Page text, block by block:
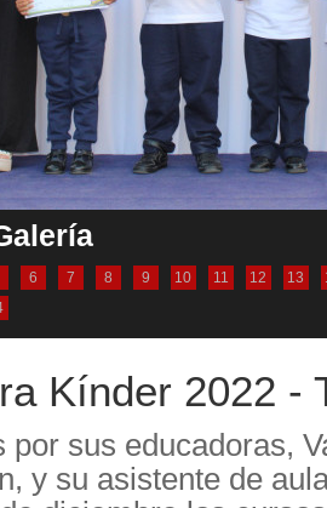
6 7 8 9 10 11 12 13
Kínder 2022 -
por sus educadoras,
y su asistente de